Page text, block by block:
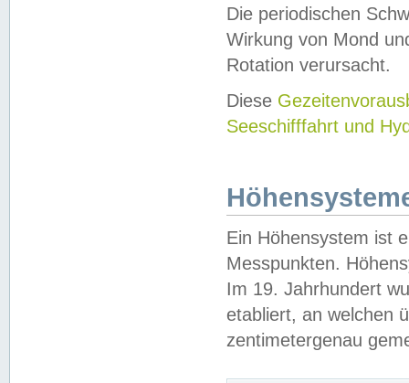
Die periodischen
Wirkung von Mond
Rotation verursacht.
Diese
Seeschifffahrt und
Ein Höhensystem ist
Messpunkten.
Im 19. Jahrhundert
etabliert, an welchen
zentimetergenau